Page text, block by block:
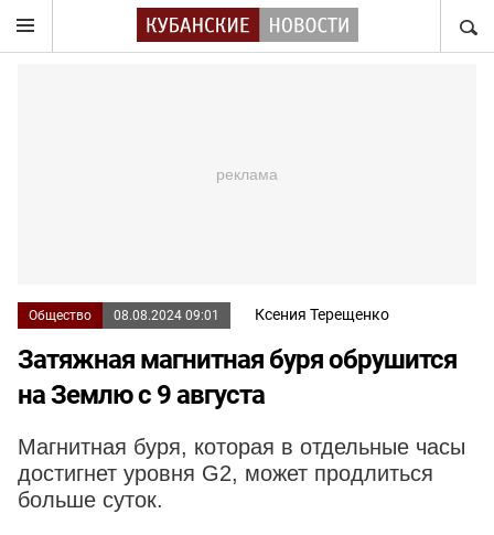
Общество 08.08.2024 09:01 Ксения Терещенко
Затяжная магнитная буря обрушится
на Землю с 9 августа
Магнитная буря, которая в отдельные часы
достигнет уровня G2, может продлиться
больше суток.